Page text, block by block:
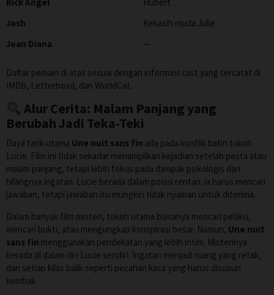
Rick Angel
Hubert
Josh
Kekasih muda Julie
Jean Diana
—
Daftar pemain di atas sesuai dengan informasi cast yang tercatat di
IMDb, Letterboxd, dan WorldCat.
Alur Cerita: Malam Panjang yang
Berubah Jadi Teka-Teki
Daya tarik utama Une nuit sans fin ada pada konflik batin tokoh
Lucie. Film ini tidak sekadar menampilkan kejadian setelah pesta atau
malam panjang, tetapi lebih fokus pada dampak psikologis dari
hilangnya ingatan. Lucie berada dalam posisi rentan: ia harus mencari
jawaban, tetapi jawaban itu mungkin tidak nyaman untuk diterima.
Dalam banyak film misteri, tokoh utama biasanya mencari pelaku,
mencari bukti, atau mengungkap konspirasi besar. Namun, Une nuit
sans fin menggunakan pendekatan yang lebih intim. Misterinya
berada di dalam diri Lucie sendiri. Ingatan menjadi ruang yang retak,
dan setiap kilas balik seperti pecahan kaca yang harus disusun
kembali.